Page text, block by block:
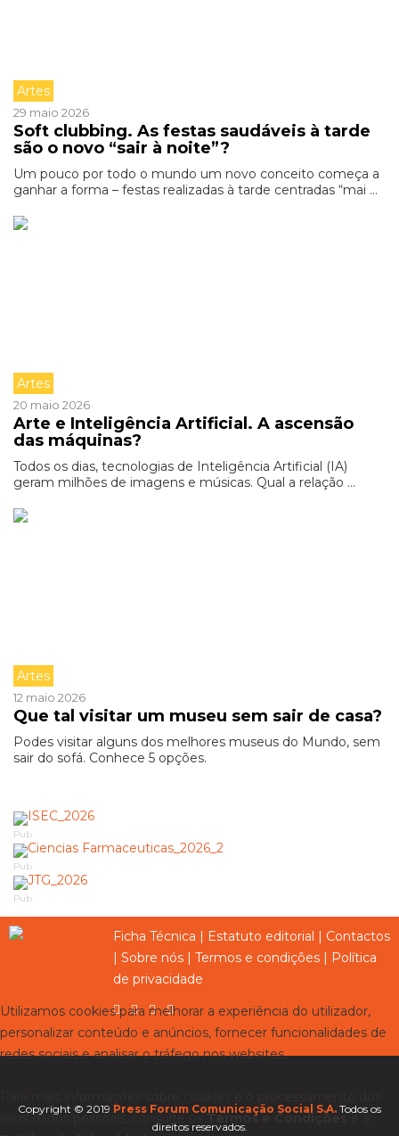
Artes
29 maio 2026
Soft clubbing. As festas saudáveis à tarde
são o novo “sair à noite”?
Um pouco por todo o mundo um novo conceito começa a
ganhar a forma – festas realizadas à tarde centradas “mai ...
Artes
20 maio 2026
Arte e Inteligência Artificial. A ascensão
das máquinas?
Todos os dias, tecnologias de Inteligência Artificial (IA)
geram milhões de imagens e músicas. Qual a relação ...
Artes
12 maio 2026
Que tal visitar um museu sem sair de casa?
Podes visitar alguns dos melhores museus do Mundo, sem
sair do sofá. Conhece 5 opções.
Pub
Pub
Pub
Ficha Técnica | Estatuto editorial | Contactos
| Sobre nós | Termos e condições | Política
de privacidade
Copyright © 2019 Press Forum Comunicação Social S.A. Todos os
direitos reservados.
Utilizamos cookies para melhorar a experiência do utilizador,
personalizar conteúdo e anúncios, fornecer funcionalidades de
redes sociais e analisar o tráfego nos websites.
seus dados pessoais, consulte osTermos e Condiçõese a